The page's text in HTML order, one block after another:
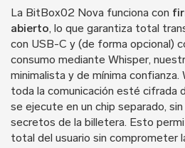
La BitBox02 Nova funciona con
abierto, lo que garantiza total
con USB-C y (de forma opcional)
consumo mediante Whisper,
minimalista y de mínima confianza.
toda la comunicación esté cifrada
se ejecute en un chip separado,
secretos de la billetera. Esto
total del usuario sin comprometer